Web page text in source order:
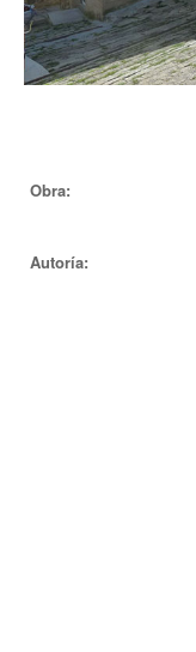
EUROPAN
Obra:
Autoría: